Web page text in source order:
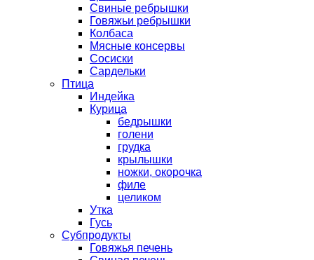
Свиные ребрышки
Говяжьи ребрышки
Колбаса
Мясные консервы
Сосиски
Сардельки
Птица
Индейка
Курица
бедрышки
голени
грудка
крылышки
ножки, окорочка
филе
целиком
Утка
Гусь
Субпродукты
Говяжья печень